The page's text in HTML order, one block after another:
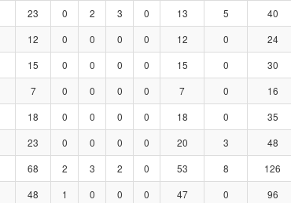
23 0 2 3 0 13 5 40
12 0 0 0 0 12 0 24
15 0 0 0 0 15 0 30
7 0 0 0 0 7 0 16
18 0 0 0 0 18 0 35
23 0 0 0 0 20 3 48
68 2 3 2 0 53 8 126
48 1 0 0 0 47 0 96